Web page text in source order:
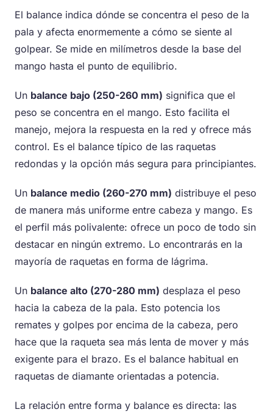
El balance indica dónde se concentra el peso de la
pala y afecta enormemente a cómo se siente al
golpear. Se mide en milímetros desde la base del
mango hasta el punto de equilibrio.
Un balance bajo (250-260 mm) significa que el
peso se concentra en el mango. Esto facilita el
manejo, mejora la respuesta en la red y ofrece más
control. Es el balance típico de las raquetas
redondas y la opción más segura para principiantes.
Un balance medio (260-270 mm) distribuye el peso
de manera más uniforme entre cabeza y mango. Es
el perfil más polivalente: ofrece un poco de todo sin
destacar en ningún extremo. Lo encontrarás en la
mayoría de raquetas en forma de lágrima.
Un balance alto (270-280 mm) desplaza el peso
hacia la cabeza de la pala. Esto potencia los
remates y golpes por encima de la cabeza, pero
hace que la raqueta sea más lenta de mover y más
exigente para el brazo. Es el balance habitual en
raquetas de diamante orientadas a potencia.
La relación entre forma y balance es directa: las